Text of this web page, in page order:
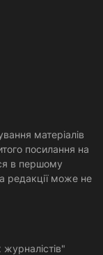
матеріалів
посилання на
в першому
редакції може не